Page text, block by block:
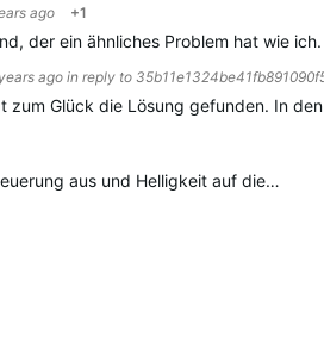
ago +1
der ein ähnliches Problem hat wie
agoin reply to
zum Glück die Lösung gefunden. In
aus und Helligkeit auf die…